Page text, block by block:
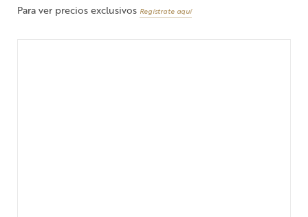
Para ver precios exclusivos Regístrate aquí